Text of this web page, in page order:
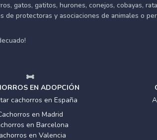
gatos, gatitos, hurones, conejos, cobayas,
de protectoras y asociaciones de animales o
EN ADOPCIÓN
cachorros en España
en Madrid
en Barcelona
en Valencia